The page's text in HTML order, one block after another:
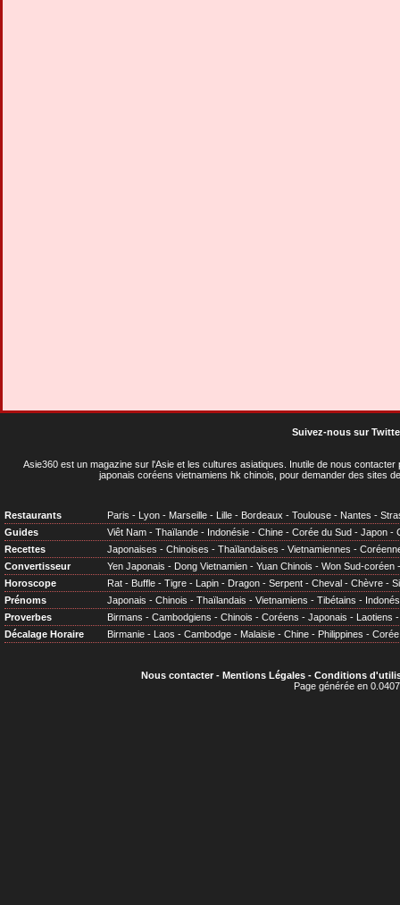
Suivez-nous sur
Asie360 est un magazine sur l'Asie et les cultures asiatiques . Inutile de nous
japonais coréens vietnamiens hk chinois, pour demander des sites
Restaurants Paris - Lyon - Marseille - Lille - Bordeaux - Toulouse - Nantes -
Guides
Viêt Nam - Thaïlande - Indonésie - Chine - Corée du Sud - Japon -
Recettes
Japonaises - Chinoises - Thaïlandaises - Vietnamiennes -
Convertisseur
Yen Japonais - Dong Vietnamien - Yuan Chinois - Won Sud-coréen
Horoscope
Rat - Buffle - Tigre - Lapin - Dragon - Serpent - Cheval - Chèvre -
Prénoms
Japonais - Chinois - Thaïlandais - Vietnamiens - Tibétains -
Proverbes
Birmans - Cambodgiens - Chinois - Coréens - Japonais - Laotiens
Décalage Horaire
Birmanie - Laos - Cambodge - Malaisie - Chine - Philippines - Corée
Nous contacter- Mentions Légales- Conditions
Page générée en